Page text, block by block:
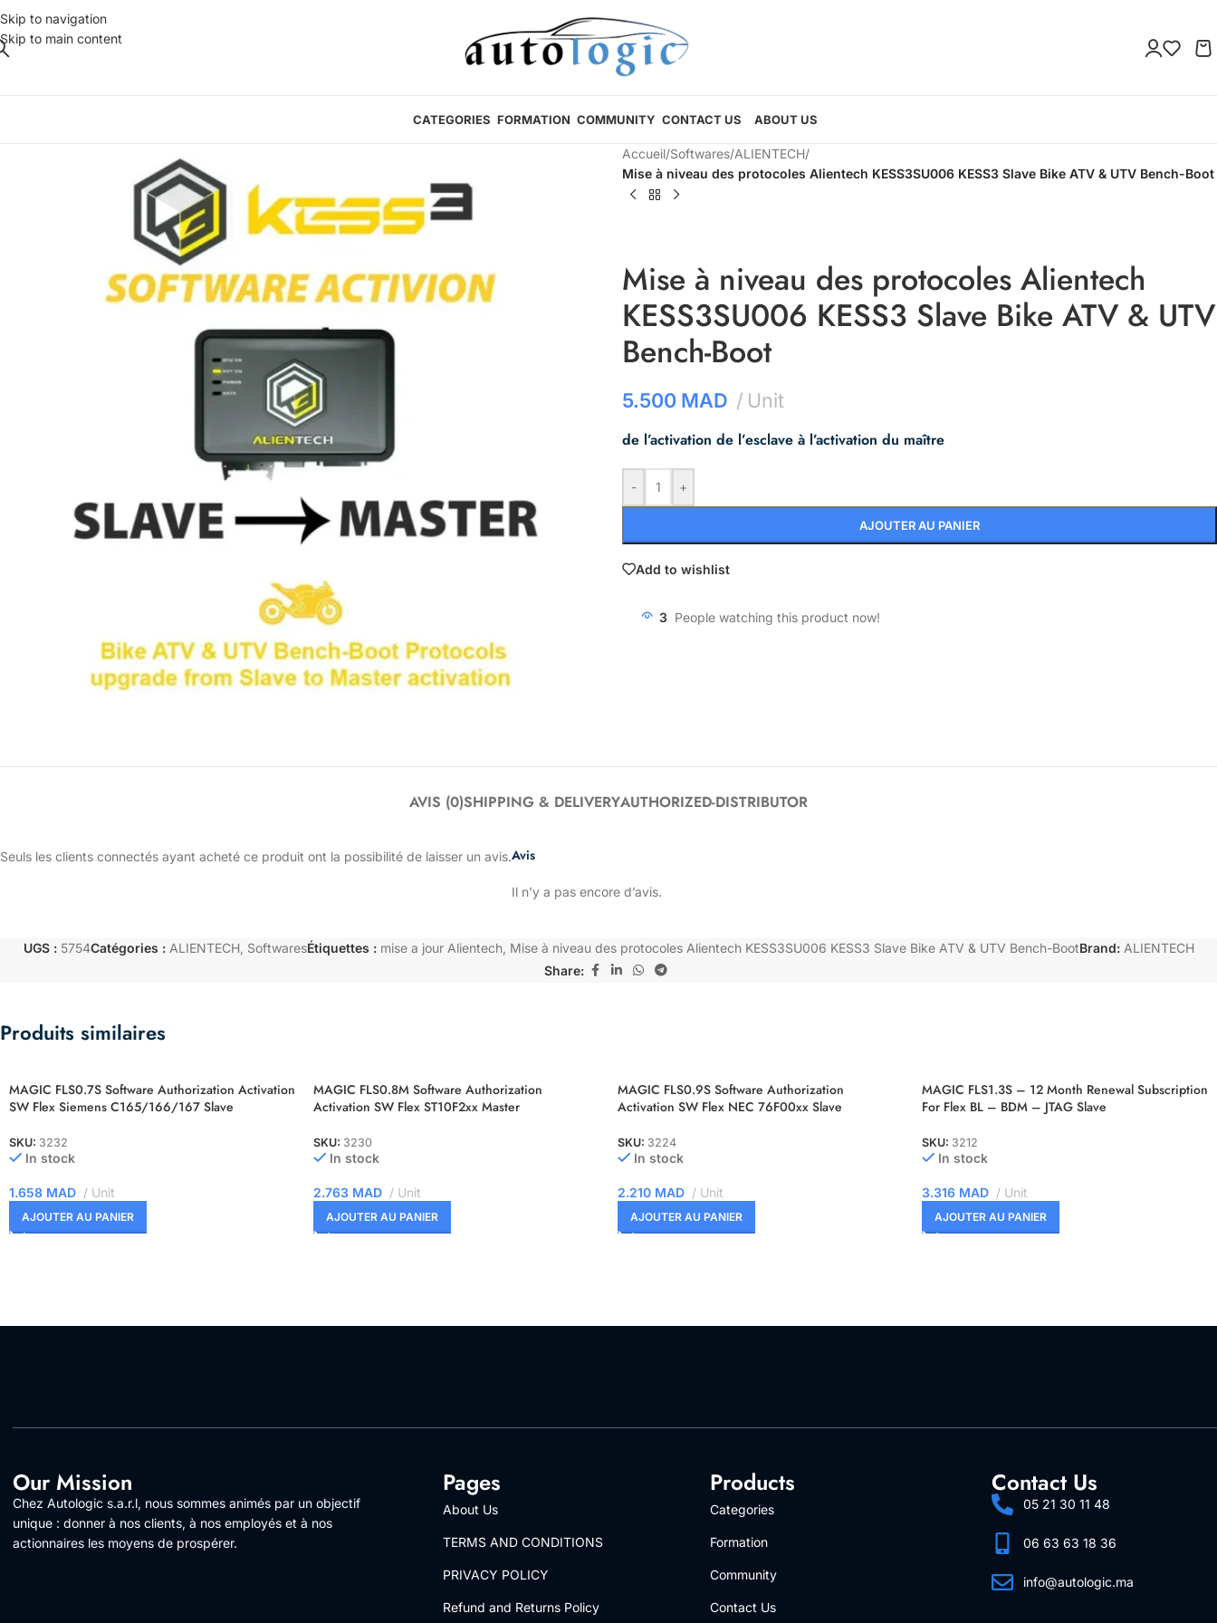
Skip to navigation
Skip to main content
CATEGORIES FORMATION COMMUNITY CONTACT US ABOUT US
Accueil/Softwares/ALIENTECH/
Mise à niveau des protocoles Alientech KESS3SU006 KESS3 Slave Bike ATV & UTV Bench-Boot
Mise à niveau des protocoles Alientech
KESS3SU006 KESS3 Slave Bike ATV & UTV
Bench-Boot
5.500 MAD Unit
de l’activation de l’esclave à l’activation du maître
- +
AJOUTER AU PANIER
Add to wishlist
3 People watching this product now!
AVIS (0)SHIPPING & DELIVERYAUTHORIZED-DISTRIBUTOR
Avis
Il n’y a pas encore d’avis.
Seuls les clients connectés ayant acheté ce produit ont la possibilité de laisser un avis.
UGS : 5754Catégories : ALIENTECH SoftwaresÉtiquettes : mise a jour Alientech, Mise à niveau des protocoles Alientech KESS3SU006 KESS3 Slave Bike ATV & UTV Bench-BootBrand: ALIENTECH
Share:
Produits similaires
MAGIC FLS0.7S Software Authorization Activation
SW Flex Siemens C165/166/167 Slave
SKU: 3232
In stock
1.658 MAD Unit
AJOUTER AU PANIER
MAGIC FLS0.8M Software Authorization
Activation SW Flex ST10F2xx Master
SKU: 3230
In stock
2.763 MAD Unit
AJOUTER AU PANIER
MAGIC FLS0.9S Software Authorization
Activation SW Flex NEC 76F00xx Slave
SKU: 3224
In stock
2.210 MAD Unit
AJOUTER AU PANIER
MAGIC FLS1.3S – 12 Month Renewal Subscription
For Flex BL – BDM – JTAG Slave
SKU: 3212
In stock
3.316 MAD Unit
AJOUTER AU PANIER
Our Mission
Chez Autologic s.a.r.l, nous sommes animés par un objectif
unique : donner à nos clients, à nos employés et à nos
actionnaires les moyens de prospérer.
Pages
About Us
TERMS AND CONDITIONS
PRIVACY POLICY
Refund and Returns Policy
Products
Categories
Formation
Community
Contact Us
Contact Us
05 21 30 11 48
06 63 63 18 36
info@autologic.ma